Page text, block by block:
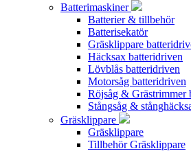
Batterimaskiner
Batterier & tillbehör
Batterisekatör
Gräsklippare
Häcksax batteridriven
Lövblås batteridriven
Motorsåg batteridriven
Röjsåg & Grästrimmer
Stångsåg &
Gräsklippare
Gräsklippare
Tillbehör Gräsklippare